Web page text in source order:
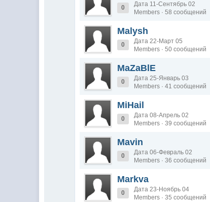
0
Дата 11-Сентябрь 02
Members · 58 сообщений
Malysh
0
Дата 22-Март 05
Members · 50 сообщений
MaZaBlE
0
Дата 25-Январь 03
Members · 41 сообщений
MiHail
0
Дата 08-Апрель 02
Members · 39 сообщений
Mavin
0
Дата 06-Февраль 02
Members · 36 сообщений
Markva
0
Дата 23-Ноябрь 04
Members · 35 сообщений